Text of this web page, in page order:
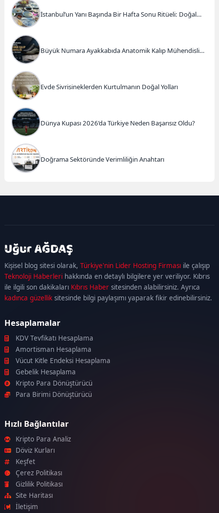
İstanbul’un Yanı Başında Bir Hafta Sonu Ritüeli: Doğal
Büyük Numara Ayakkabıda Anatomik Kalıp Mühendisliği
Evde Sivrisineklerden Kurtulmanın Doğal Yolları
Dünya Kupası 2026’da Türkiye Neden Başarısız Oldu?
Doğrama Sektöründe Verimliliğin Anahtarı
Kişisel blog sitesi olarak,Türkiye'nin Lider Hosting Firması ile çalışıp
Teknoloji Haberleri hakkında en detaylı bilgilere yer veriliyor. Kıbrıs
ile ilgili son dakikaları Kıbrıs Haber sitesinden alabilirsiniz. Ayrıca
kadınca güzellik sitesinde bilgi paylaşımı yaparak fikir edinebilirsiniz.
kadıköy
escortmaltepe
escortataşehir
escortümraniye
escort
Hesaplamalar
KDV Tevfikatı Hesaplama
Amortisman Hesaplama
Vücut Kitle Endeksi Hesaplama
Gebelik Hesaplama
Kripto Para Dönüştürücü
Para Birimi Dönüştürücü
Hızlı Bağlantılar
Kripto Para Analiz
Döviz Kurları
Keşfet
Çerez Politikası
Gizlilik Politikası
Site Haritası
İletişim